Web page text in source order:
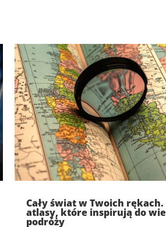
Cały świat w Twoich
atlasy, które inspirują do
podróży